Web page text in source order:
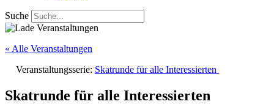
Suche
« Alle Veranstaltungen
Veranstaltungsserie: Skatrunde für alle Interessierten
Skatrunde für alle Interessierten